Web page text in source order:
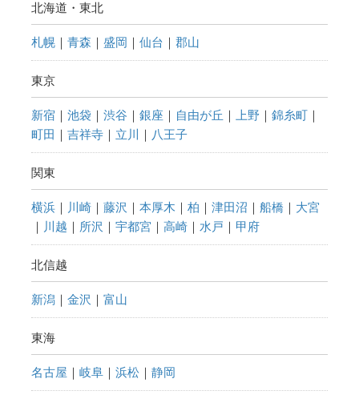
北海道・東北
札幌 ｜青森 ｜盛岡 ｜仙台 ｜郡山
東京
新宿 ｜池袋 ｜渋谷 ｜銀座 ｜ 自由が丘 ｜ 上野 ｜錦糸町 ｜
町田 ｜吉祥寺 ｜ 立川 ｜ 八王子
関東
横浜 ｜ 川崎 ｜藤沢 ｜本厚木 ｜柏 ｜津田沼 ｜船橋 ｜ 大宮
｜ 川越 ｜ 所沢 ｜宇都宮 ｜高崎 ｜ 水戸 ｜ 甲府
北信越
新潟 ｜金沢 ｜富山
東海
名古屋 ｜岐阜 ｜浜松 ｜静岡